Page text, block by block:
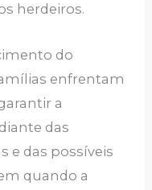
herdeiros.
do
enfrentam
a
das
e das possíveis
quando a